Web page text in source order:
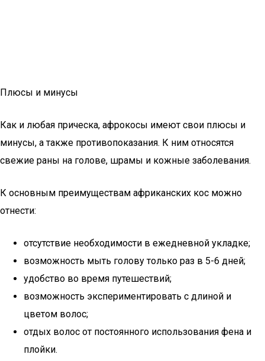
Плюсы и минусы
Как и любая прическа, афрокосы имеют свои плюсы и
минусы, а также противопоказания. К ним относятся
свежие раны на голове, шрамы и кожные заболевания.
К основным преимуществам африканских кос можно
отнести:
отсутствие необходимости в ежедневной укладке;
возможность мыть голову только раз в 5-6 дней;
удобство во время путешествий;
возможность экспериментировать с длиной и
цветом волос;
отдых волос от постоянного использования фена и
плойки.